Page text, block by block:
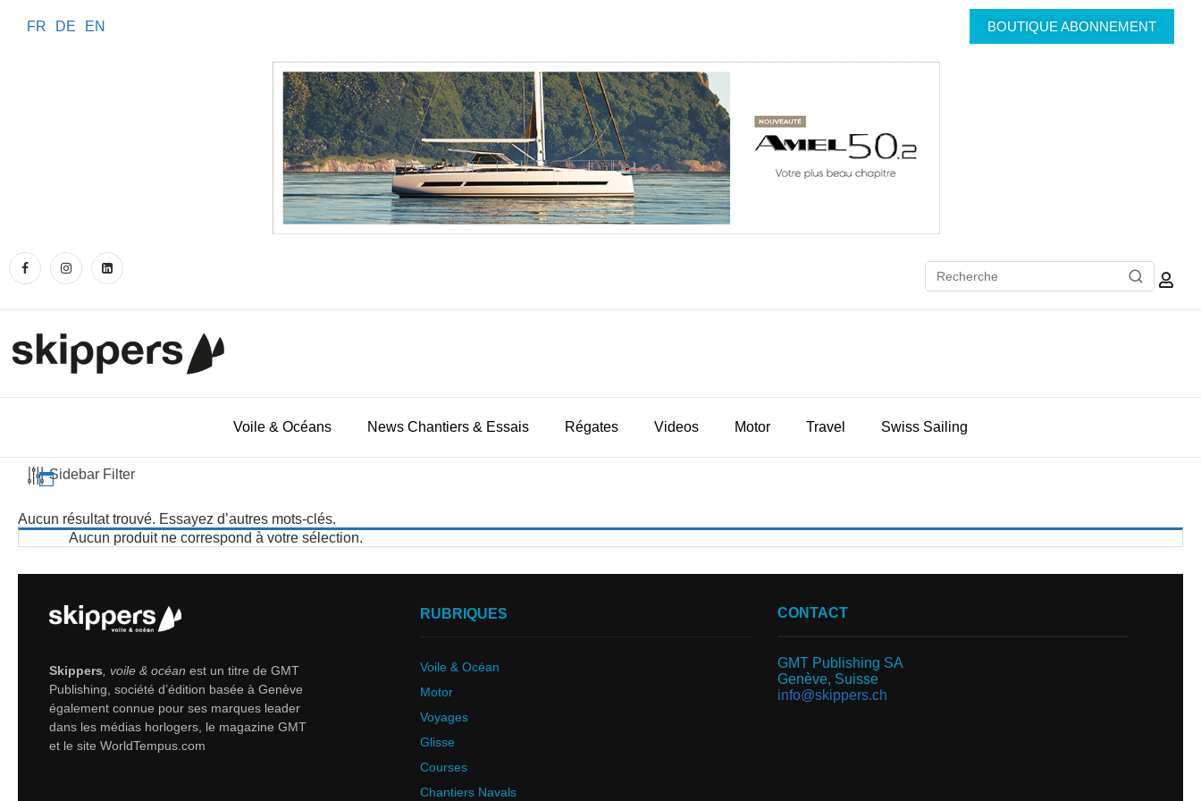
FR DE EN BOUTIQUE ABONNEMENT
Voile & Océans News Chantiers & Essais Régates Videos Motor Travel Swiss Sailing
Sidebar Filter
Aucun résultat trouvé. Essayez d’autres mots-clés.
Aucun produit ne correspond à votre sélection.
Skippers, voile & océan est un titre de GMT
Publishing, société d’édition basée à Genève
également connue pour ses marques leader
dans les médias horlogers, le magazine GMT
et le site WorldTempus.com
RUBRIQUES
Voile & Océan
Motor
Voyages
Glisse
Courses
Chantiers Navals
CONTACT
GMT Publishing SA
Genève, Suisse
info@skippers.ch